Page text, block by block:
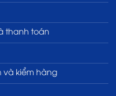
thanh toán
và kiểm hàng